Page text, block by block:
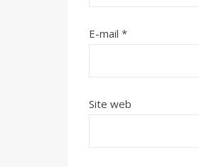
E-mail *
Site web